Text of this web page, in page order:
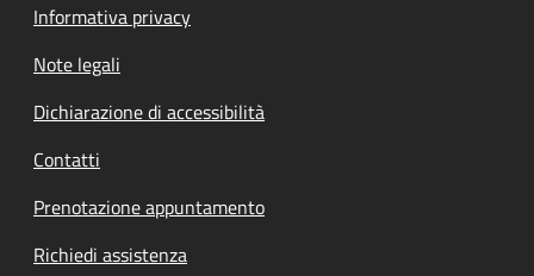
Informativa privacy
Note legali
Dichiarazione di accessibilità
Contatti
Prenotazione appuntamento
Richiedi assistenza